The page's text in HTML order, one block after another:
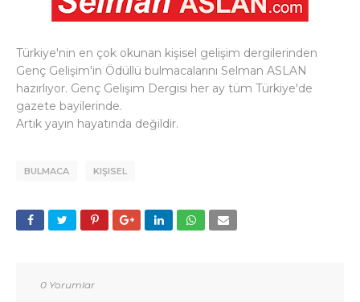
Türkiye'nin en çok okunan kişisel gelişim dergilerinden
Genç Gelişim'in Ödüllü bulmacalarını Selman ASLAN
hazırlıyor. Genç Gelişim Dergisi her ay tüm Türkiye'de
gazete bayilerinde.
Artık yayın hayatında değildir.
BULMACA KIŞISEL
0 Yorumlar